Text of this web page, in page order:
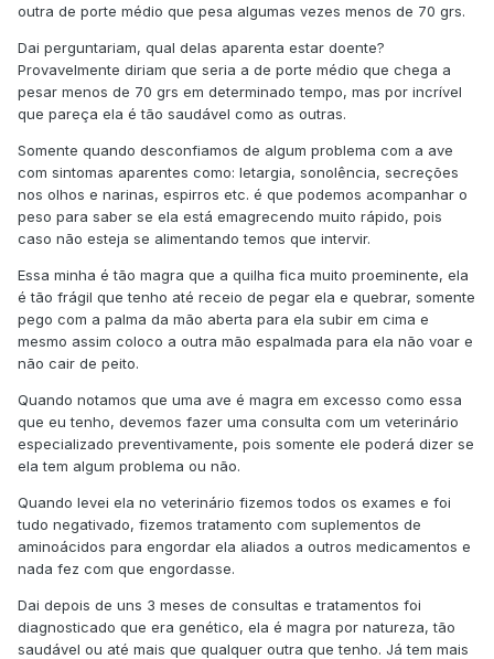
outra de porte médio que pesa algumas vezes menos de 70 grs.
Dai perguntariam, qual delas aparenta estar doente?
Provavelmente diriam que seria a de porte médio que chega a
pesar menos de 70 grs em determinado tempo, mas por incrível
que pareça ela é tão saudável como as outras.
Somente quando desconfiamos de algum problema com a ave
com sintomas aparentes como: letargia, sonolência, secreções
nos olhos e narinas, espirros etc. é que podemos acompanhar o
peso para saber se ela está emagrecendo muito rápido, pois
caso não esteja se alimentando temos que intervir.
Essa minha é tão magra que a quilha fica muito proeminente, ela
é tão frágil que tenho até receio de pegar ela e quebrar, somente
pego com a palma da mão aberta para ela subir em cima e
mesmo assim coloco a outra mão espalmada para ela não voar e
não cair de peito.
Quando notamos que uma ave é magra em excesso como essa
que eu tenho, devemos fazer uma consulta com um veterinário
especializado preventivamente, pois somente ele poderá dizer se
ela tem algum problema ou não.
Quando levei ela no veterinário fizemos todos os exames e foi
tudo negativado, fizemos tratamento com suplementos de
aminoácidos para engordar ela aliados a outros medicamentos e
nada fez com que engordasse.
Dai depois de uns 3 meses de consultas e tratamentos foi
diagnosticado que era genético, ela é magra por natureza, tão
saudável ou até mais que qualquer outra que tenho. Já tem mais